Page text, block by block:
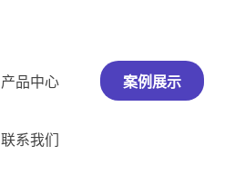
产品中心 案例展示
联系我们